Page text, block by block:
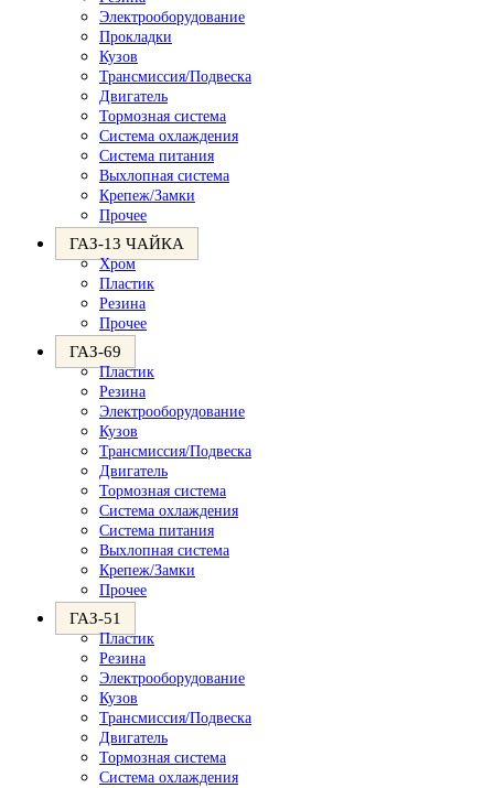
Электрооборудование
Прокладки
Кузов
Трансмиссия/Подвеска
Двигатель
Тормозная система
Система охлаждения
Система питания
Выхлопная система
Крепеж/Замки
Прочее
ГАЗ-13 ЧАЙКА
Хром
Пластик
Резина
Прочее
ГАЗ-69
Пластик
Резина
Электрооборудование
Кузов
Трансмиссия/Подвеска
Двигатель
Тормозная система
Система охлаждения
Система питания
Выхлопная система
Крепеж/Замки
Прочее
ГАЗ-51
Пластик
Резина
Электрооборудование
Кузов
Трансмиссия/Подвеска
Двигатель
Тормозная система
Система охлаждения